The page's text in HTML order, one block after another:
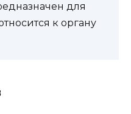
для
к органу